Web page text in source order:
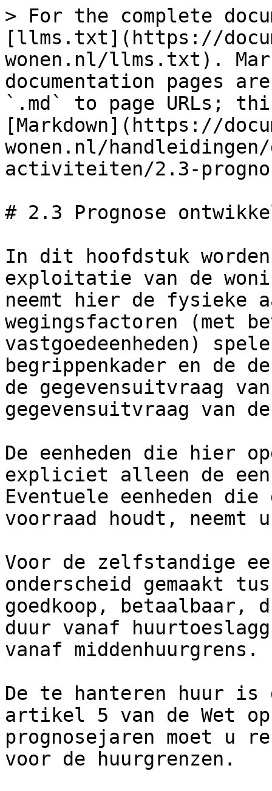
> For the complete
[llms.txt](https://
wonen.nl/llms.txt).
documentation pages
`.md` to page URLs;
[Markdown](https://
wonen.nl/
activiteiten/2.3-
# 2.3 Prognose
In dit hoofdstuk
exploitatie van de
neemt hier de fysieke
wegingsfactoren (met
vastgoedeenheden)
begrippenkader en de
de gegevensuitvraag
gegevensuitvraag van
De eenheden die hier
expliciet alleen de
Eventuele eenheden
voorraad houdt,
Voor de zelfstandige
onderscheid gemaakt
goedkoop, betaalbaar,
duur vanaf
vanaf middenhuurgrens.
De te hanteren huur is
artikel 5 van de Wet
prognosejaren moet u
voor de huurgrenzen.